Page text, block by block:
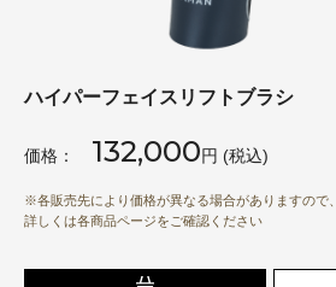
ハイパーフェイスリフトブラシ
価格： 132,000円 (税込)
※各販売先により価格が異なる場合がありますので、
詳しくは各商品ページをご確認ください